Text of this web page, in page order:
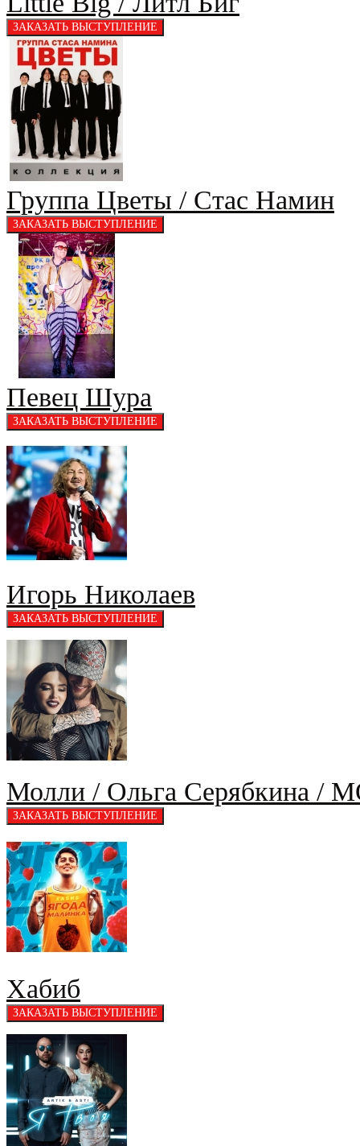
Группа Цветы / Стас Намин
Певец Шура
Игорь Николаев
Молли / Ольга Серябкина /
Хабиб